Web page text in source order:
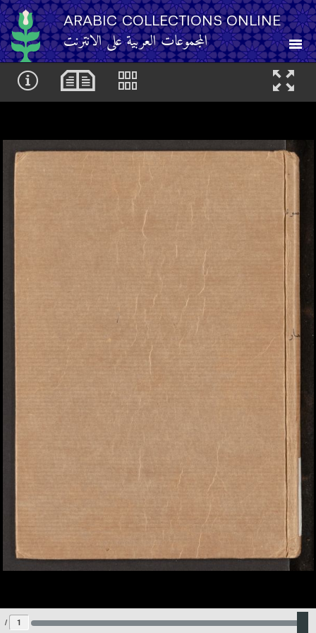
ARABIC COLLECTIONS ONLINE
المجموعات العربية على الانترنت
About
Browse
Browse by Category
Search